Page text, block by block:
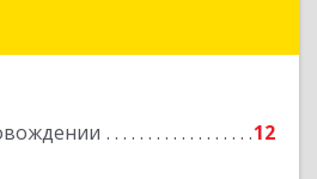
12
Подробнее